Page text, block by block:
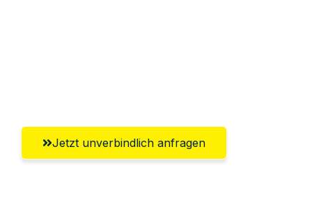
Jetzt unverbindlich anfragen